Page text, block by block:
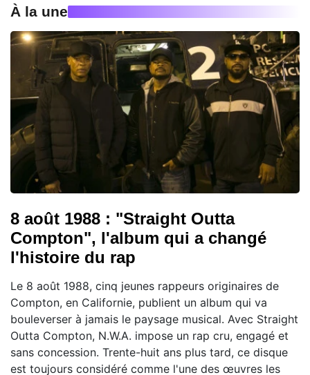
À la une
8 août 1988 : "Straight Outta
Compton", l'album qui a changé
l'histoire du rap
Le 8 août 1988, cinq jeunes rappeurs originaires de
Compton, en Californie, publient un album qui va
bouleverser à jamais le paysage musical. Avec Straight
Outta Compton, N.W.A. impose un rap cru, engagé et
sans concession. Trente-huit ans plus tard, ce disque
est toujours considéré comme l'une des œuvres les